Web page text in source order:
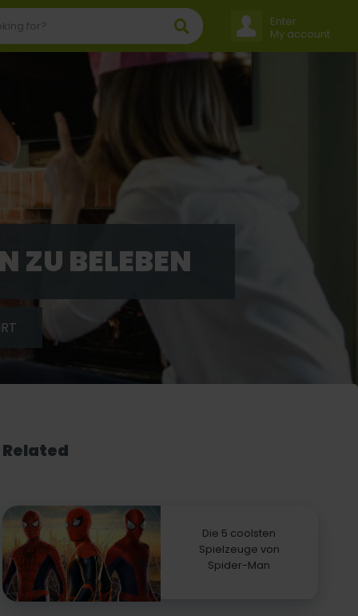
Enter
My account
ZU BELEBEN
Related
Die 5 coolsten
Spielzeuge von
Spider-Man